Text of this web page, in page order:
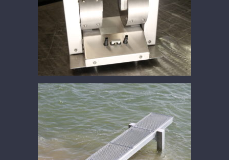
Système de control pour l’industrie
(électroaimant)
Ponton galvanisé